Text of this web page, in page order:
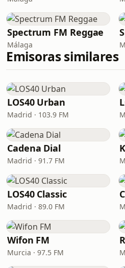
Spectrum FM Reggae
Málaga
Emisoras similares
LOS40 Urban
Madrid · 103.9 FM
Cadena Dial
Madrid · 91.7 FM
LOS40 Classic
Madrid · 89.0 FM
Wifon FM
Murcia · 97.5 FM